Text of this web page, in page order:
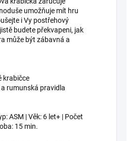
umožňuje mít hru
i Vy postřehový
budete překvapeni, jak
může být zábavná a
krabičce
rumunská pravidla
ASM | Věk: 6 let+ | Počet
15 min.